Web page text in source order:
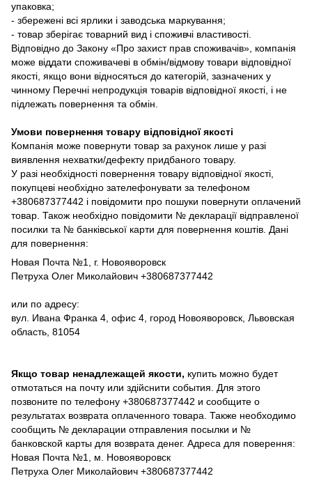
упаковка;
- збережені всі ярлики і заводська маркування;
- товар зберігає товарний вид і споживчі властивості.
Відповідно до Закону «Про захист прав споживачів», компанія
може віддати споживачеві в обмін/відмову товари відповідної
якості, якщо вони відносяться до категорій, зазначених у
чинному Перечні непродукція товарів відповідної якості, і не
підлежать повернення та обмін.
Умови повернення товару відповідної якості
Компанія може повернути товар за рахунок лише у разі
виявлення нехватки/дефекту придбаного товару.
У разі необхідності повернення товару відповідної якості,
покупцеві необхідно зателефонувати за телефоном
+380687377442 і повідомити про пошуки повернути оплачений
товар. Також необхідно повідомити № декларації відправленої
посилки та № банківської карти для повернення коштів. Дані
для повернення:
Новая Почта №1, г. Новояворовск
Петруха Олег Миколайович +380687377442
или по адресу:
вул. Ивана Франка 4, офис 4, город Новояворовск, Львовская
область, 81054
Якщо товар ненадлежащей якости, купить можно будет
отмотаться на почту или здійснити события. Для этого
позвоните по телефону +380687377442 и сообщите о
результатах возврата оплаченного товара. Также необходимо
сообщить № декларации отправления посылки и №
банковской карты для возврата денег. Адреса для поверення:
Новая Почта №1, м. Новояворовск
Петруха Олег Миколайович +380687377442